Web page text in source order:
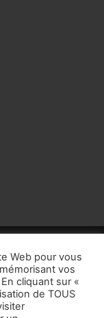
Web pour vous
vos
cliquant sur «
de TOUS